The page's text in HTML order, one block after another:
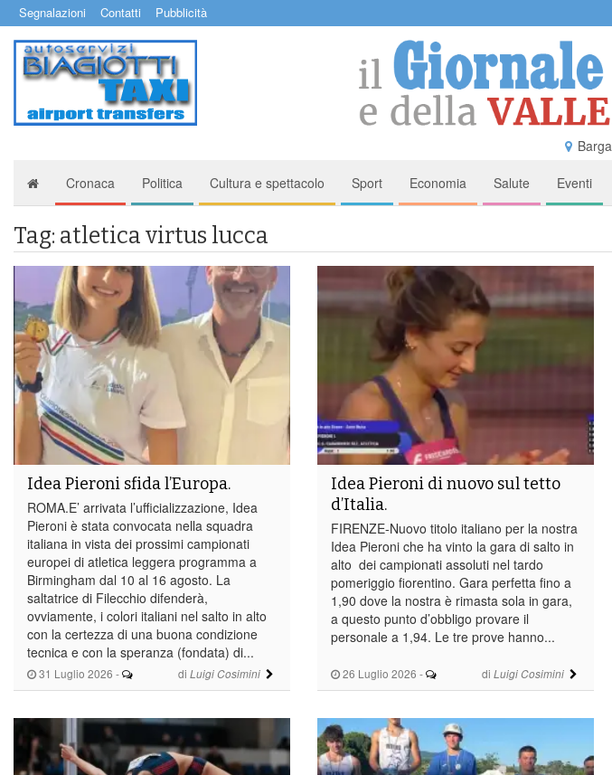
Segnalazioni Contatti Pubblicità
Barga
Cronaca Politica Cultura e spettacolo Sport Economia Salute Eventi
Tag: atletica virtus lucca
31 Luglio 2026 - di Luigi Cosimini
Idea Pieroni sfida l’Europa.
ROMA.E’ arrivata l’ufficializzazione, Idea
Pieroni è stata convocata nella squadra
italiana in vista dei prossimi campionati
europei di atletica leggera programma a
Birmingham dal 10 al 16 agosto. La
saltatrice di Filecchio difenderà,
ovviamente, i colori italiani nel salto in alto
con la certezza di una buona condizione
tecnica e con la speranza (fondata) di...
26 Luglio 2026 - di Luigi Cosimini
Idea Pieroni di nuovo sul tetto
d’Italia.
FIRENZE-Nuovo titolo italiano per la nostra
Idea Pieroni che ha vinto la gara di salto in
alto dei campionati assoluti nel tardo
pomeriggio fiorentino. Gara perfetta fino a
1,90 dove la nostra è rimasta sola in gara,
a questo punto d’obbligo provare il
personale a 1,94. Le tre prove hanno...